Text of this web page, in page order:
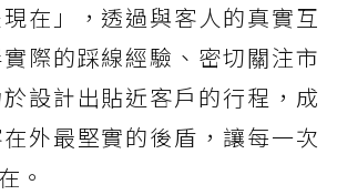
在」，透過與客人的真實互
際的踩線經驗、密切關注市
設計出貼近客戶的行程，成
外最堅實的後盾，讓每一次
。